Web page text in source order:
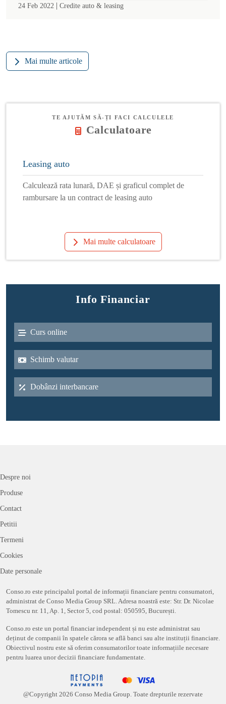
24 Feb 2022 | Credite auto & leasing
Mai multe articole
TE AJUTĂM SĂ-ȚI FACI CALCULELE
Calculatoare
Leasing auto
Calculează rata lunară, DAE și graficul complet de
rambursare la un contract de leasing auto
Mai multe calculatoare
Info Financiar
Curs online
Schimb valutar
Dobânzi interbancare
Despre noi
Produse
Contact
Petitii
Termeni
Cookies
Date personale
Conso.ro este principalul portal de informații financiare pentru consumatori,
administrat de Conso Media Group SRL. Adresa noastră este: Str. Dr. Nicolae
Tomescu nr. 11, Ap. 1, Sector 5, cod postal: 050595, București.
Conso.ro este un portal financiar independent și nu este administrat sau
deținut de companii în spatele cărora se află banci sau alte instituții financiare.
Obiectivul nostru este să oferim consumatorilor toate informațiile necesare
pentru luarea unor decizii financiare fundamentate.
@Copyright 2026 Conso Media Group. Toate drepturile rezervate